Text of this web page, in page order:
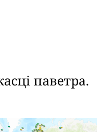
паветра.